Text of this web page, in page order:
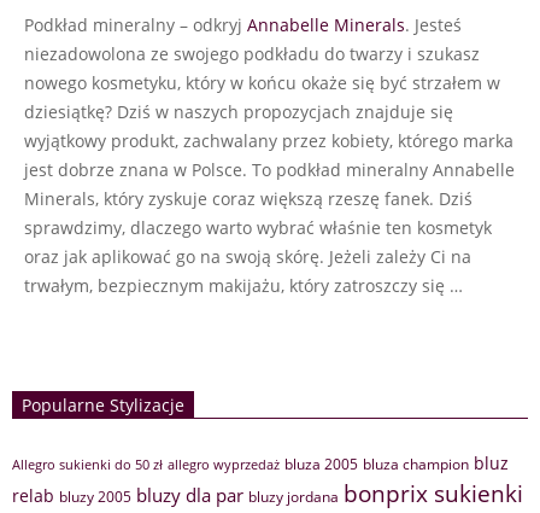
Podkład mineralny – odkryj Annabelle Minerals. Jesteś
niezadowolona ze swojego podkładu do twarzy i szukasz
nowego kosmetyku, który w końcu okaże się być strzałem w
dziesiątkę? Dziś w naszych propozycjach znajduje się
wyjątkowy produkt, zachwalany przez kobiety, którego marka
jest dobrze znana w Polsce. To podkład mineralny Annabelle
Minerals, który zyskuje coraz większą rzeszę fanek. Dziś
sprawdzimy, dlaczego warto wybrać właśnie ten kosmetyk
oraz jak aplikować go na swoją skórę. Jeżeli zależy Ci na
trwałym, bezpiecznym makijażu, który zatroszczy się …
Popularne Stylizacje
Allegro sukienki do 50 zł allegro wyprzedaż bluza 2005 bluza champion bluz
relab bluzy 2005 bluzy dla par bluzy jordana bonprix sukienki